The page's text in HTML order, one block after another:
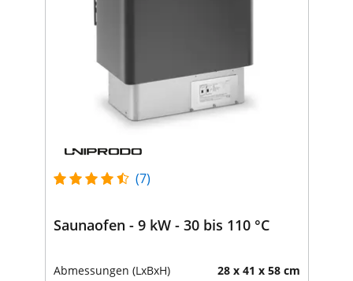
(7)
Saunaofen - 9 kW - 30 bis 110 °C
Abmessungen (LxBxH) 28 x 41 x 58 cm